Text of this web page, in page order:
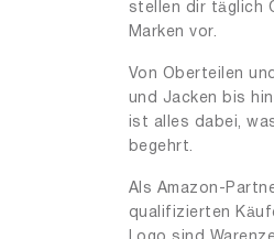
stellen dir täglich
Marken vor.
Von Oberteilen
und Jacken bis
ist alles dabei,
begehrt.
Als Amazon-
qualifizierten